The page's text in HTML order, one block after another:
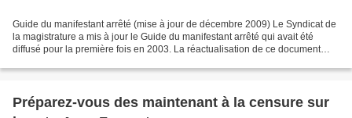
Guide du manifestant arrêté (mise à jour de décembre 2009) Le Syndicat de
la magistrature a mis à jour le Guide du manifestant arrêté qui avait été
diffusé pour la première fois en 2003. La réactualisation de ce document
Préparez-vous des maintenant à la censure sur